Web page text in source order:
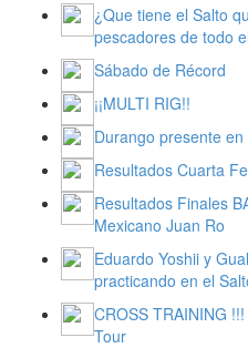
¿Que tiene el Salto
pescadores de todo
Sábado de Récord
¡¡MULTI RIG!!
Durango presente
Resultados Cuarta
Resultados Finales
Mexicano Juan Ro
Eduardo Yoshii y
practicando en el
CROSS TRAINING
Tour